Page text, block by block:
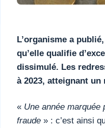
L’organisme a
qu’elle qualifie
dissimulé. Les
à 2023, atteignant un
« Une année
fraude » : c’est ainsi